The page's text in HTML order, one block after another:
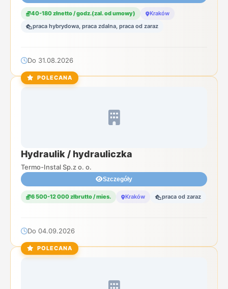
40-180 złnetto / godz.(zal. od umowy)
Kraków
praca hybrydowa, praca zdalna, praca od zaraz
Do 31.08.2026
POLECANA
Hydraulik / hydrauliczka
Termo-Instal Sp.z o. o.
Szczegóły
6 500-12 000 złbrutto / mies. Kraków praca od zaraz
Do 04.09.2026
POLECANA